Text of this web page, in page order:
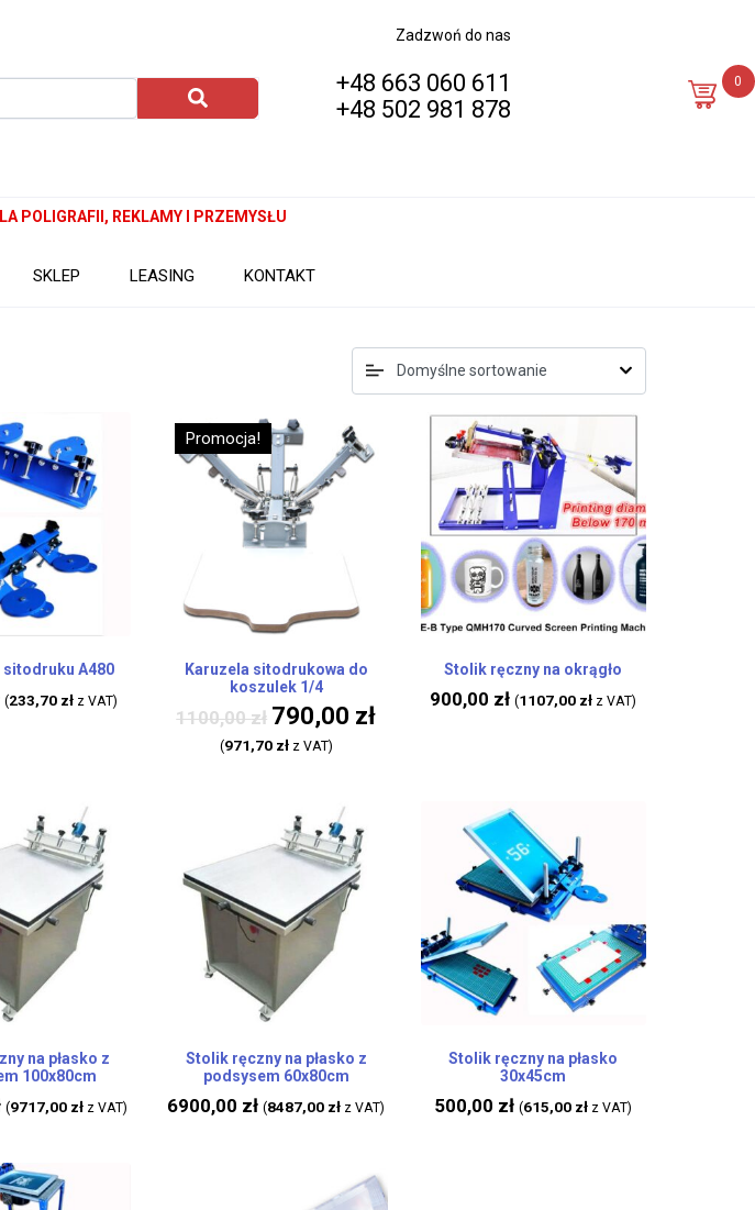
Zadzwoń do nas
+48 663 060 611
+48 502 981 878
0
POLIGRAFII, REKLAMY I PRZEMYSŁU
SKLEP LEASING KONTAKT
sitodruku A480
(233,70 zł z VAT)
Promocja!
Karuzela sitodrukowa do
koszulek 1/4
1100,00zł 790,00 zł
(971,70 złz VAT)
Stolik ręczny na okrągło
900,00 zł (1107,00 zł z VAT)
na płasko z
100x80cm
(9717,00 zł z VAT)
Stolik ręczny na płasko z
podsysem 60x80cm
6900,00 zł (8487,00 zł z VAT)
Stolik ręczny na płasko
30x45cm
500,00 zł (615,00 zł z VAT)